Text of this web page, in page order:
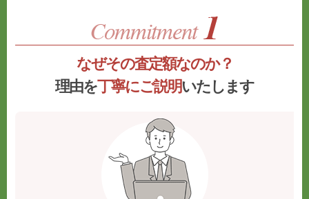
なぜその査定額なのか？
理由を丁寧にご説明いたします